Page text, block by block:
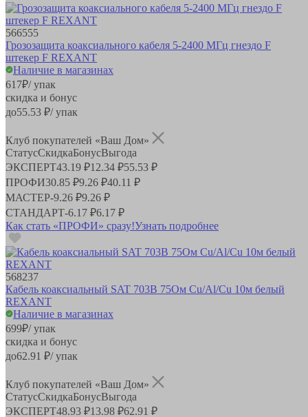
566555
Грозозащита коаксиального кабеля 5-2400 МГц гнездо F
штекер F REXANT
Наличие в магазинах
617₽/ упак
скидка и бонус
до55.53 ₽/ упак
Клуб покупателей «Ваш Дом»
СтатусСкидкаБонусВыгода
ЭКСПЕРТ43.19 ₽12.34 ₽55.53 ₽
ПРОФИ30.85 ₽9.26 ₽40.11 ₽
МАСТЕР-9.26 ₽9.26 ₽
СТАНДАРТ-6.17 ₽6.17 ₽
Как стать «ПРОФИ» сразу!Узнать подробнее
568237
Кабель коаксиальный SAT 703B 75Ом Cu/Al/Cu 10м белый
REXANT
Наличие в магазинах
699₽/ упак
скидка и бонус
до62.91 ₽/ упак
Клуб покупателей «Ваш Дом»
СтатусСкидкаБонусВыгода
ЭКСПЕРТ48.93 ₽13.98 ₽62.91 ₽